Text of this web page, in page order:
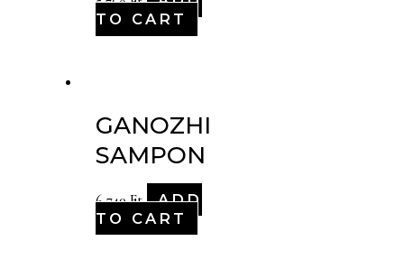
TO CART
GANOZHI
SAMPON
6,740Ft
ADD
TO CART